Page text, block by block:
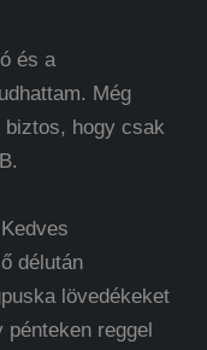
és a
Még
hogy csak
délután
lövedékeket
pénteken reggel